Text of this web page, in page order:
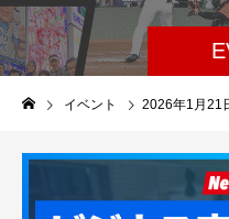
イベント 2026年1月21